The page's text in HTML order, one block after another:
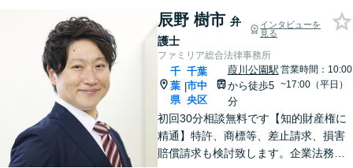
辰野 樹市 弁
護士
インタビューを
見る
ファミリア総合法律事務所
千
葉
県
|
千葉
市中
央区
葭川公園駅
から徒歩5
分
営業時間：10:00
~17:00（平日）
初回30分相談無料です【知的財産権に
精通】特許、商標等、差止請求、損害
賠償請求も検討致します。企業法務・